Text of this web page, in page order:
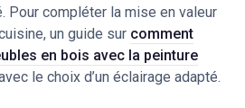
Pour compléter la mise en valeur
un guide sur comment
en bois avec la peinture
le choix d’un éclairage adapté.